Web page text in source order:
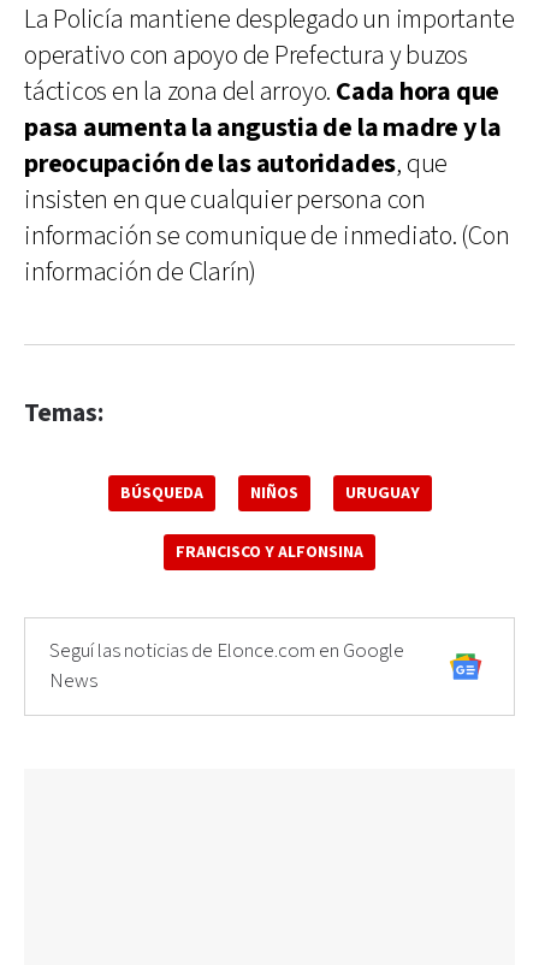
La Policía mantiene desplegado un importante
operativo con apoyo de Prefectura y buzos
tácticos en la zona del arroyo. Cada hora que
pasa aumenta la angustia de la madre y la
preocupación de las autoridades, que
insisten en que cualquier persona con
información se comunique de inmediato. (Con
información de Clarín)
Temas:
BÚSQUEDA NIÑOS URUGUAY
FRANCISCO Y ALFONSINA
Seguí las noticias de Elonce.com en Google
News